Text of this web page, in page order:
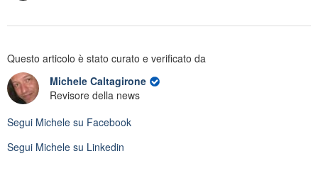
Questo articolo è stato curato e verificato da
Michele Caltagirone
Revisore della news
Segui Michele su Facebook
Segui Michele su Linkedin